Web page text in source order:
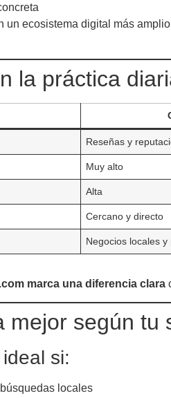
un ecosistema digital más
la práctica
Reseñas y
Muy alto
Alta
Cercano y directo
Negocios locales y
marca una diferencia clara
mejor según tu
si:
locales